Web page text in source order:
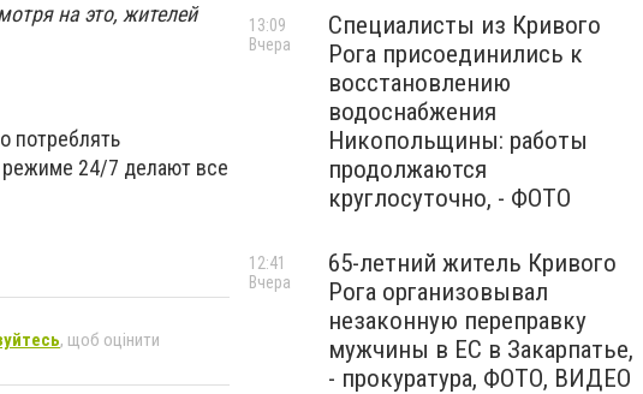
на это, жителей
потреблять
режиме 24/7 делают все
, щоб оцінити
Специалисты из Кривого
Рога присоединились к
восстановлению
водоснабжения
Никопольщины: работы
продолжаются
круглосуточно, - ФОТО
13:09
Вчера
65-летний житель Кривого
Рога организовывал
незаконную переправку
мужчины в ЕС в Закарпатье,
- прокуратура, ФОТО, ВИДЕО
12:41
Вчера